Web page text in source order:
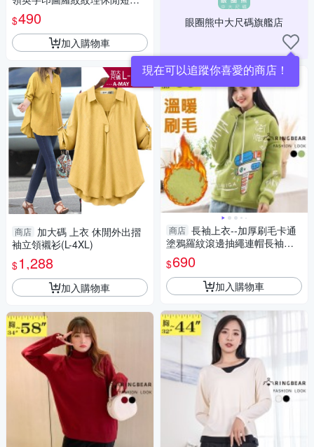
上衣(黑.黃.紫L-3L)-U735眼圈
熊中大尺碼
$490
加入購物車
商店 加大碼 上衣 休閒外出摺
袖立領襯衫(L-4XL)
$1,288
加入購物車
眼圈熊中大尺碼旗艦店
現在可以追蹤你喜愛的商店！
商店 長袖上衣--加厚刷毛卡通
塗鴉羅紋滾邊抽繩連帽長袖帽T
(黑.綠XL-4L)-X420眼圈熊中大
尺碼
$690
加入購物車